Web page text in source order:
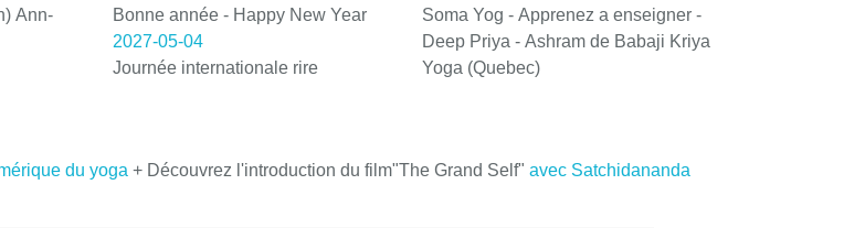
Ann-
Bonne année - Happy New Year
2027-05-04
Journée internationale rire
Soma Yog - Apprenez a enseigner -
Deep Priya - Ashram de Babaji Kriya
Yoga (Quebec)
du yoga + Découvrez l'introduction du film"The Grand Self" avec Satchidananda